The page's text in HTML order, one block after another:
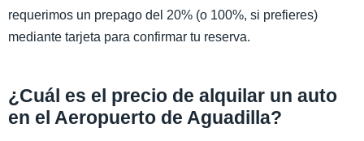
requerimos un prepago del 20% (o 100%, si prefieres)
mediante tarjeta para confirmar tu reserva.
¿Cuál es el precio de alquilar un auto
en el Aeropuerto de Aguadilla?